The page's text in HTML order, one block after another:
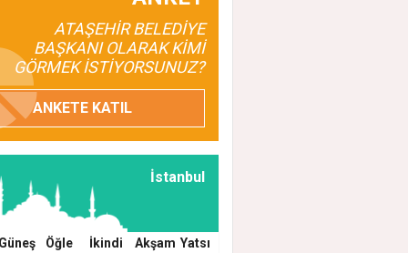
TEMİZLİK, BAKIM VE İLAÇLAMA
ARALIKSIZ SÜRÜYOR
ATAŞEHİR BELEDİYE
BAŞKANI OLARAK KİMİ
GÖRMEK İSTİYORSUNUZ?
ANKETE KATIL
İstanbul
Güneş Öğle İkindi Akşam Yatsı